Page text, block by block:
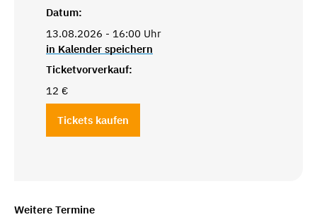
Datum:
13.08.2026 - 16:00 Uhr
in Kalender speichern
Ticketvorverkauf:
12 €
Tickets kaufen
Weitere Termine